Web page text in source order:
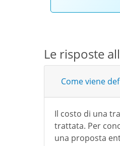
Le risposte
Come viene
Il costo di una
trattata. Per
una proposta